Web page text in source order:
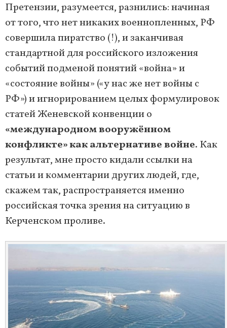
Претензии, разумеется, разнились: начиная
от того, что нет никаких военнопленных, РФ
совершила пиратство (!), и заканчивая
стандартной для российского изложения
событий подменой понятий «война» и
«состояние войны» («у нас же нет войны с
РФ») и игнорированием целых формулировок
статей Женевской конвенции о
«международном вооружённом
конфликте» как альтернативе войне. Как
результат, мне просто кидали ссылки на
статьи и комментарии других людей, где,
скажем так, распространяется именно
российская точка зрения на ситуацию в
Керченском проливе.